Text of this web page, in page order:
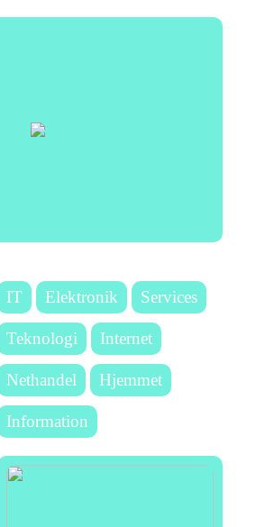
IT Elektronik Services
Teknologi Internet
Nethandel Hjemmet
Information